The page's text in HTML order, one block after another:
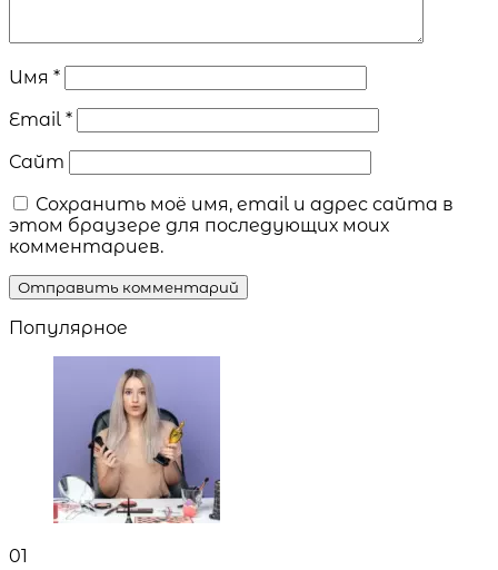
Имя *
Email *
Сайт
Сохранить моё имя, email и адрес сайта в
этом браузере для последующих моих
комментариев.
Популярное
01